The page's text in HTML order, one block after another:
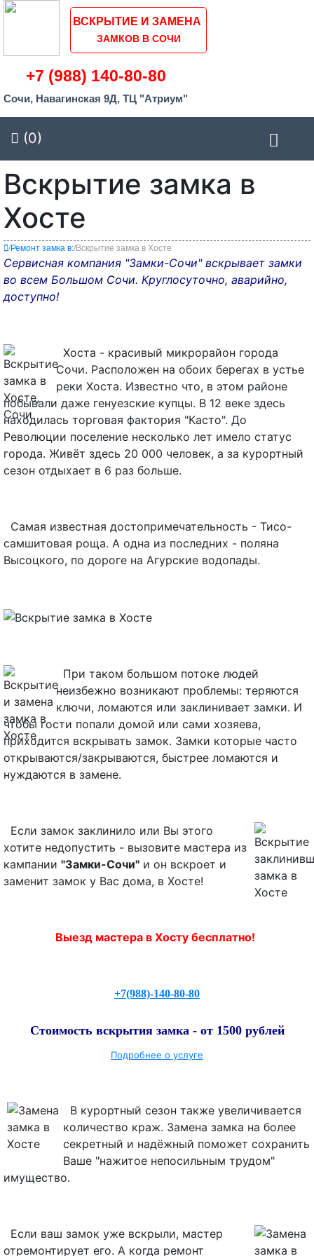
ВСКРЫТИЕ И ЗАМЕНА
ЗАМКОВ В СОЧИ
+7 (988) 140-80-80
Сочи, Навагинская 9Д, ТЦ "Атриум"
(0)
Вскрытие замка в
Хосте
/Ремонт замка в:/Вскрытие замка в Хосте
Сервисная компания "Замки-Сочи" вскрывает замки
во всем Большом Сочи. Круглосуточно, аварийно,
доступно!
Хоста - красивый микрорайон города
Сочи. Расположен на обоих берегах в устье
реки Хоста. Известно что, в этом районе
побывали даже генуезские купцы. В 12 веке здесь
находилась торговая фактория "Касто". До
Революции поселение несколько лет имело статус
города. Живёт здесь 20 000 человек, а за курортный
сезон отдыхает в 6 раз больше.
Самая известная достопримечательность - Тисо-
самшитовая роща. А одна из последних - поляна
Высоцкого, по дороге на Агурские водопады.
При таком большом потоке людей
неизбежно возникают проблемы: теряются
ключи, ломаются или заклинивает замки. И
чтобы гости попали домой или сами хозяева,
приходится вскрывать замок. Замки которые часто
открываются/закрываются, быстрее ломаются и
нуждаются в замене.
Если замок заклинило или Вы этого
хотите недопустить - вызовите мастера из
кампании "Замки-Сочи" и он вскроет и
заменит замок у Вас дома, в Хосте!
Выезд мастера в Хосту бесплатно!
+7(988)-140-80-80
Стоимость вскрытия замка - от 1500 рублей
Подробнее о услуге
В курортный сезон также увеличивается
количество краж. Замена замка на более
секретный и надёжный поможет сохранить
Ваше "нажитое непосильным трудом"
имущество.
Если ваш замок уже вскрыли, мастер
отремонтирует его. А когда ремонт